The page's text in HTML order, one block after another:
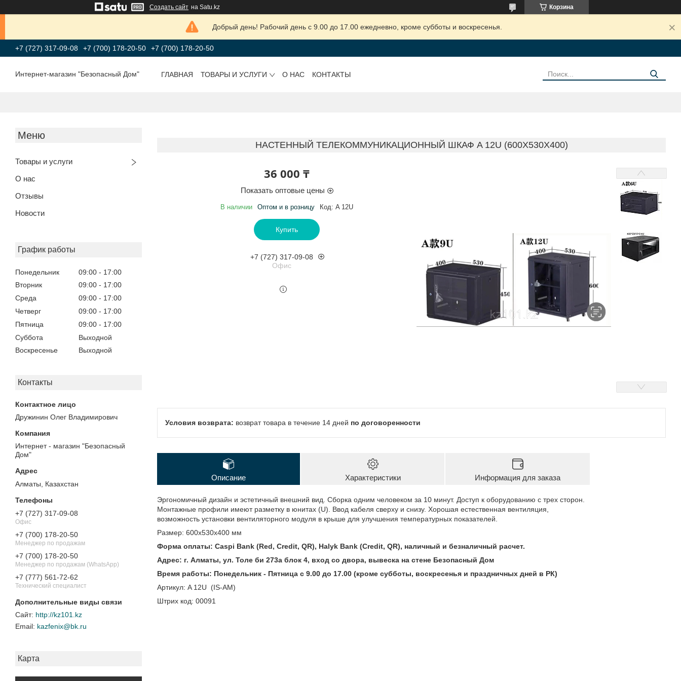
Создать сайт на Satu.kz Корзина
Добрый день! Рабочий день с 9.00 до 17.00 ежедневно, кроме субботы и воскресенья.
+7 (727) 317-09-08 +7 (700) 178-20-50 +7 (700) 178-20-50
Интернет-магазин "Безопасный Дом" ГЛАВНАЯ ТОВАРЫ И УСЛУГИ О НАС КОНТАКТЫ
Товары и услуги
О нас
Отзывы
Новости
График работы
Понедельник 09:00
17:00
Вторник
09:00
17:00
Среда
09:00
17:00
Четверг
09:00
17:00
Пятница
09:00
17:00
Суббота
Выходной
Воскресенье
Выходной
Контакты
Дружинин Олег Владимирович
Интернет - магазин "Безопасный
Дом"
Алматы, Казахстан
+7 (727) 317-09-08
Офис
+7 (700) 178-20-50
Менеджер по продажам
+7 (700) 178-20-50
Менеджер по продажам (WhatsApp)
+7 (777) 561-72-62
Технический специалист
http://kz101.kz
kazfenix@bk.ru
Карта
НАСТЕННЫЙ ТЕЛЕКОММУНИКАЦИОННЫЙ ШКАФ A 12U (600Х530Х400)
36 000 ₸
Показать оптовые цены
В наличии Оптом и в розницу Код: A 12U
Купить
+7 (727) 317-09-08
Офис
возврат товара в течение 14 дней по договоренности
Описание Характеристики Информация для заказа
Эргономичный дизайн и эстетичный внешний вид. Сборка одним человеком за 10 минут. Доступ к оборудованию с трех сторон.
Монтажные профили имеют разметку в юнитах (U). Ввод кабеля сверху и снизу. Хорошая естественная вентиляция,
возможность установки вентиляторного модуля в крыше для улучшения температурных показателей.
Размер: 600х530х400 мм
Форма оплаты: Caspi Bank (Red, Credit, QR), Halyk Bank (Credit, QR), наличный и безналичный расчет.
Адрес: г. Алматы, ул. Толе би 273а блок 4, вход со двора, вывеска на стене Безопасный Дом
Время работы: Понедельник - Пятница с 9.00 до 17.00 (кроме субботы, воскресенья и праздничных дней в РК)
Артикул: A 12U (IS-AM)
Штрих код: 00091